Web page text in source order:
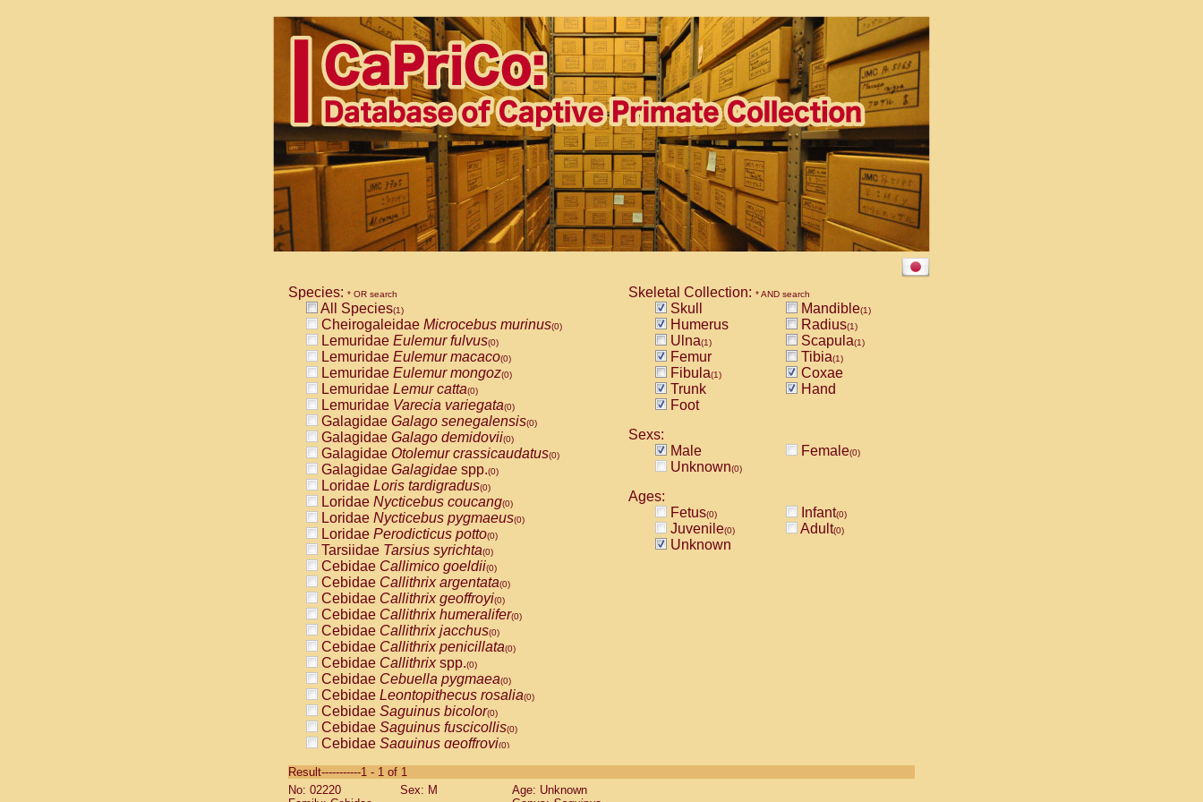
Species: * OR search
All Species(1)
Cheirogaleidae Microcebus murinus(0)
Lemuridae Eulemur fulvus(0)
Lemuridae Eulemur macaco(0)
Lemuridae Eulemur mongoz(0)
Lemuridae Lemur catta(0)
Lemuridae Varecia variegata(0)
Galagidae Galago senegalensis(0)
Galagidae Galago demidovii(0)
Galagidae Otolemur crassicaudatus(0)
Galagidae Galagidae spp.(0)
Loridae Loris tardigradus(0)
Loridae Nycticebus coucang(0)
Loridae Nycticebus pygmaeus(0)
Loridae Perodicticus potto(0)
Tarsiidae Tarsius syrichta(0)
Cebidae Callimico goeldii(0)
Cebidae Callithrix argentata(0)
Cebidae Callithrix geoffroyi(0)
Cebidae Callithrix humeralifer(0)
Cebidae Callithrix jacchus(0)
Cebidae Callithrix penicillata(0)
Cebidae Callithrixspp.(0)
Cebidae Cebuella pygmaea(0)
Cebidae Leontopithecus rosalia(0)
Cebidae Saguinus bicolor(0)
Cebidae Saguinus fuscicollis(0)
Cebidae Saguinus geoffroyi(0)
CebidaeSaguinus labiatus(0)
Cebidae Saguinus leucopus (0)
Skeletal Collection: * AND search
Skull Mandible(1)
Humerus Radius(1)
Ulna(1) Scapula(1)
Femur Tibia(1)
Fibula(1)
Coxae
Trunk
Hand
Foot
Sexs:
Male
Female(0)
Unknown(0)
Ages:
Fetus(0) Infant(0)
Juvenile(0) Adult(0)
Unknown
Result-----------1 - 1 of 1
No: 02220
Sex: M
Age: Unknown